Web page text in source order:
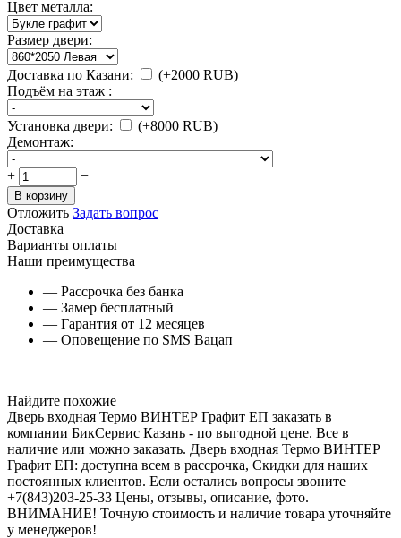
Цвет металла:
Размер двери:
Доставка по Казани: (+2000 RUB)
Подъём на этаж :
Установка двери: (+8000 RUB)
Демонтаж:
+ −
В корзину
Отложить Задать вопрос
Доставка
Варианты оплаты
Наши преимущества
— Рассрочка без банка
— Замер бесплатный
— Гарантия от 12 месяцев
— Оповещение по SMS Вацап
Найдите похожие
Дверь входная Термо ВИНТЕР Графит ЕП заказать в
компании БикСервис Казань - по выгодной цене. Все в
наличие или можно заказать. Дверь входная Термо ВИНТЕР
Графит ЕП: доступна всем в рассрочка, Скидки для наших
постоянных клиентов. Если остались вопросы звоните
+7(843)203-25-33 Цены, отзывы, описание, фото.
ВНИМАНИЕ! Точную стоимость и наличие товара уточняйте
у менеджеров!